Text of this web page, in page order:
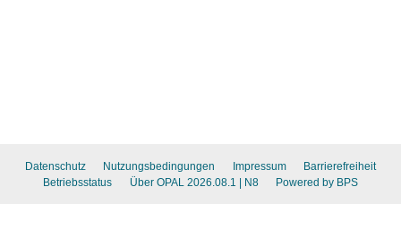
Datenschutz Nutzungsbedingungen Impressum
Barrierefreiheit
Betriebsstatus
Über OPAL 2026.08.1 | N8 Powered by BPS